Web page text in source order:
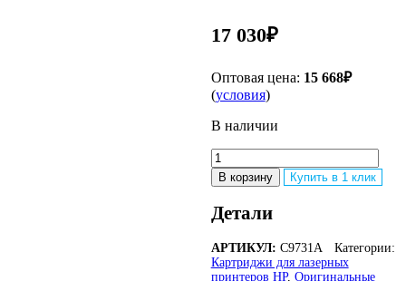
17 030₽
Оптовая цена: 15 668₽
(условия)
В наличии
Количество
товара
Оригинальный
картридж
лазерный
645A
C9731A
В корзину Купить в 1 клик
Детали
АРТИКУЛ: C9731A
Категории:
Картриджи для лазерных
принтеров HP, Оригинальные